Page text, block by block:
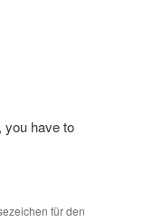
you have to
für den